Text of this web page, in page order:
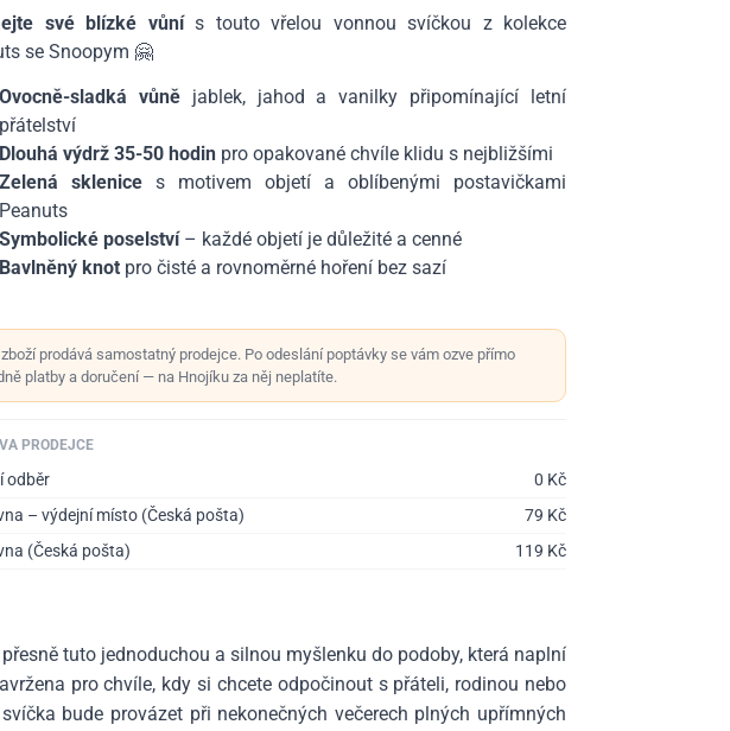
své blízké vůnís touto vřelou vonnou svíčkou z kolekce
se Snoopym 🤗
Ovocně-sladká vůnějablek, jahod a vanilky připomínající letní
přátelství
Dlouhá výdrž 35-50 hodin pro opakované chvíle klidu s nejbližšími
Zelená sklenice s motivem objetí a oblíbenými postavičkami
Peanuts
Symbolické poselství– každé objetí je důležité a cenné
Bavlněný knot pro čisté a rovnoměrné hoření bez sazí
prodává samostatný prodejce. Po odeslání poptávky se vám ozve přímo
platby a doručení — na Hnojíku za něj neplatíte.
PRODEJCE
odběr 0 Kč
– výdejní místo (Česká pošta)
79 Kč
(Česká pošta)
119 Kč
tuto jednoduchou a silnou myšlenku do podoby, která naplní
pro chvíle, kdy si chcete odpočinout s přáteli, rodinou nebo
bude provázet při nekonečných večerech plných upřímných